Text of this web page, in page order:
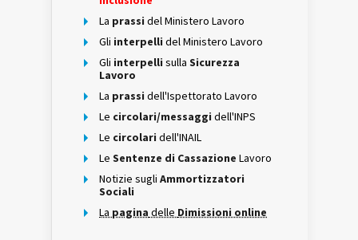
La prassi del Ministero Lavoro
Gli interpelli del Ministero Lavoro
Gli interpelli sulla Sicurezza
Lavoro
La prassi dell'Ispettorato Lavoro
Le circolari/messaggi dell'INPS
Le circolari dell'INAIL
Le Sentenze di Cassazione Lavoro
Notizie sugli Ammortizzatori
Sociali
La pagina delle Dimissioni online